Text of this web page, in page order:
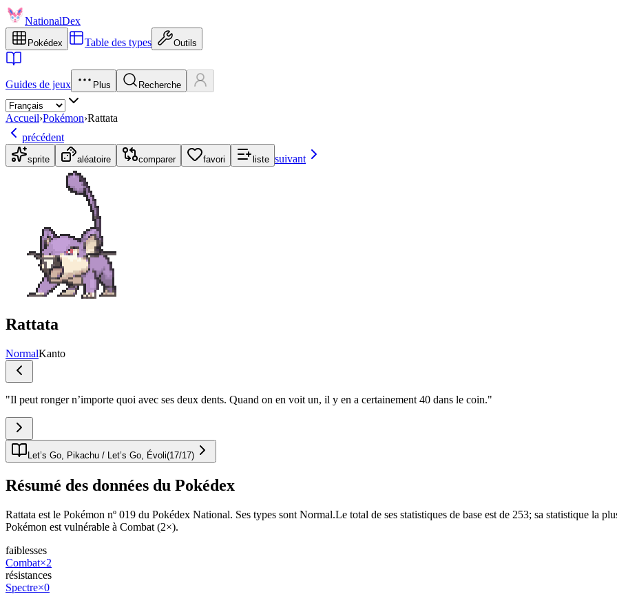
NationalDex
Pokédex Table des types Outils
Guides de jeux Plus Recherche
Accueil›Pokémon›Rattata
précédent
sprite aléatoire comparer favori liste suivant
Rattata
NormalKanto
"Il peut ronger n’importe quoi avec ses deux dents. Quand on en voit un, il y en a certainement 40 dans le coin."
Let’s Go, Pikachu / Let’s Go, Évoli(17/17)
Résumé des données du Pokédex
Rattata est le Pokémon nº 019 du Pokédex National. Ses types sont Normal.Le total de ses statistiques de base est de 253; sa statistique la
Pokémon est vulnérable à Combat (2×).
faiblesses
Combat×2
résistances
Spectre×0